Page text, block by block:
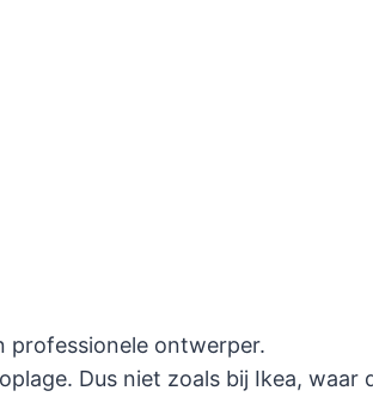
professionele ontwerper.
Dus niet zoals bij Ikea, waar